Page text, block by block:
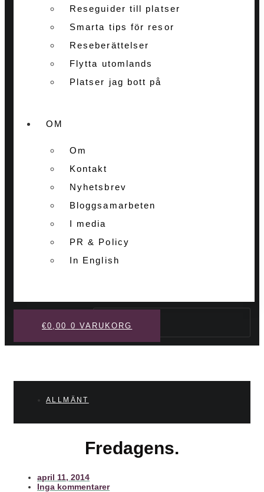
Reseguider till platser
Smarta tips för resor
Reseberättelser
Flytta utomlands
Platser jag bott på
OM
Om
Kontakt
Nyhetsbrev
Bloggsamarbeten
I media
PR & Policy
In English
Sök
€0,00 0 VARUKORG
ALLMÄNT
Fredagens.
april 11, 2014
Inga kommentarer